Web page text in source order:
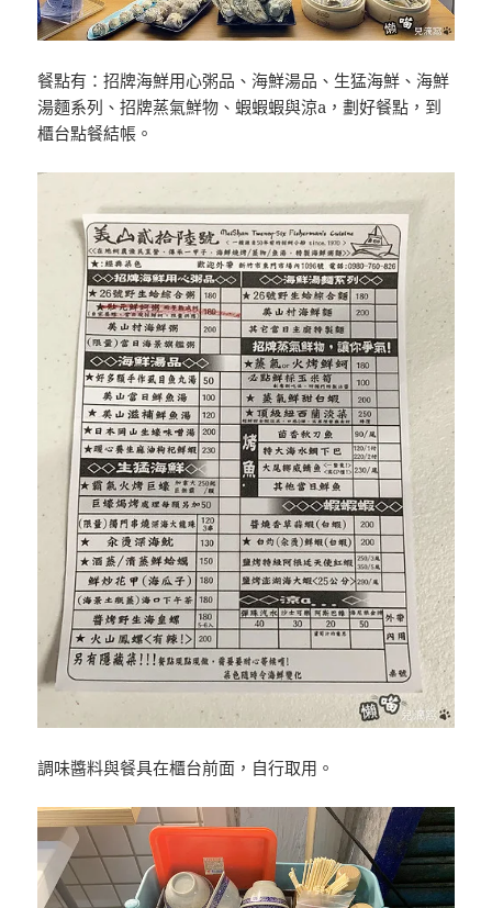
餐點有：招牌海鮮用心粥品、海鮮湯品、生猛海鮮、海鮮
湯麵系列、招牌蒸氣鮮物、蝦蝦蝦與涼a，劃好餐點，到
櫃台點餐結帳。
調味醬料與餐具在櫃台前面，自行取用。